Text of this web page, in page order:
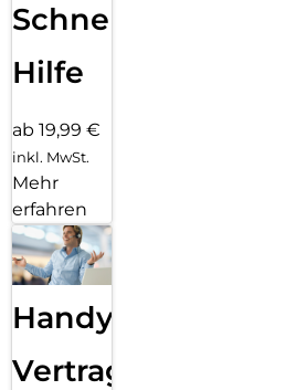
Schnelle
Hilfe
ab 19,99 €
inkl. MwSt.
Mehr
erfahren
Handy
Vertragsabwicklung